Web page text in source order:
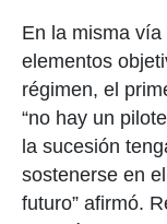
En la misma
elementos
régimen, el
“no hay un
la sucesión
sostenerse en
futuro” afirmó.